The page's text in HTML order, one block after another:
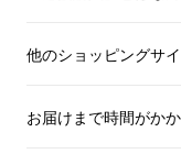
他のショッピングサ
お届けまで時間がか